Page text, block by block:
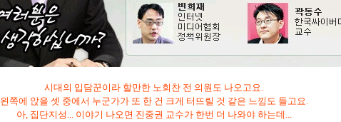
시대의 입담꾼이라 할만한 노회찬 전 의원도 나오고요.
왼쪽에 앉을 셋 중에서 누군가가 또 한 건 크게 터뜨릴 것 같은 느낌도 들고요.
아, 집단지성... 이야기 나오면 진중권 교수가 한번 더 나와야 하는데...